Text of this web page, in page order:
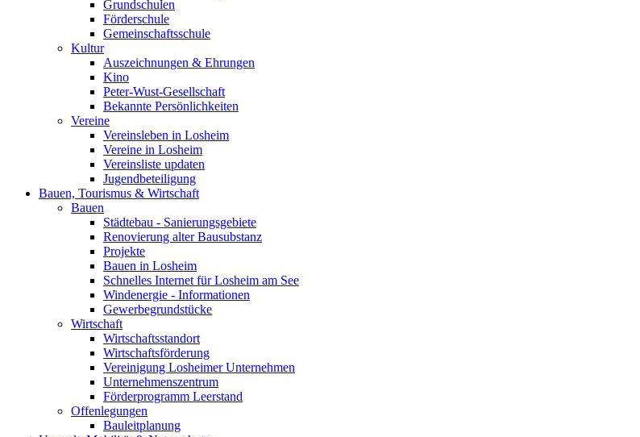
Grundschulen
Förderschule
Gemeinschaftsschule
Kultur
Auszeichnungen & Ehrungen
Kino
Peter-Wust-Gesellschaft
Bekannte Persönlichkeiten
Vereine
Vereinsleben in Losheim
Vereine in Losheim
Vereinsliste updaten
Jugendbeteiligung
Bauen, Tourismus & Wirtschaft
Bauen
Städtebau - Sanierungsgebiete
Renovierung alter Bausubstanz
Projekte
Bauen in Losheim
Schnelles Internet für Losheim am See
Windenergie - Informationen
Gewerbegrundstücke
Wirtschaft
Wirtschaftsstandort
Wirtschaftsförderung
Vereinigung Losheimer Unternehmen
Unternehmenszentrum
Förderprogramm Leerstand
Offenlegungen
Bauleitplanung